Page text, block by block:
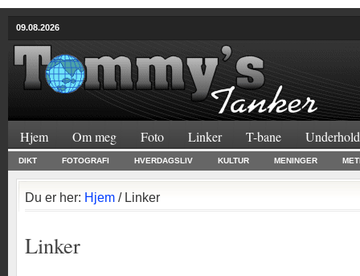
09.08.2026
Hjem Om meg Foto Linker T-bane
DIKT FOTOGRAFI HVERDAGSLIV KULTUR MENINGER
Du er her: Hjem / Linker
Linker